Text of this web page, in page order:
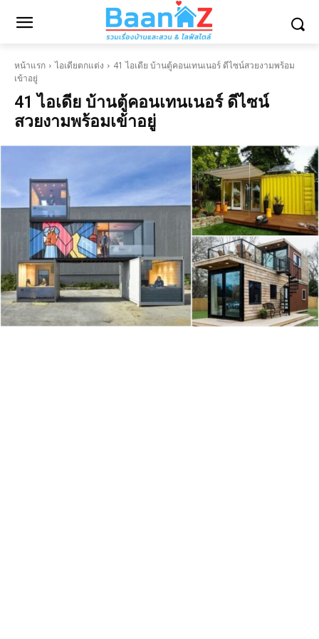
หน้าแรก ไอเดียตกแต่ง
41 ไอเดีย บ้านตู้คอนเทนเนอร์ ดีไซน์สวยงามพร้อม
เข้าอยู่
41 ไอเดีย บ้านตู้คอนเทนเนอร์ ดีไซน์
สวยงามพร้อมเข้าอยู่